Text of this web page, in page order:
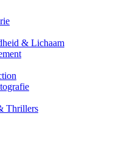
& Lichaam
Thrillers